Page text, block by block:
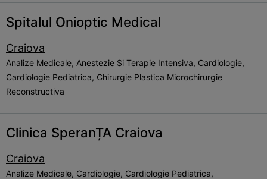
Spitalul Onioptic Medical
Craiova
Analize Medicale, Anestezie Si Terapie Intensiva, Cardiologie,
Cardiologie Pediatrica, Chirurgie Plastica Microchirurgie
Reconstructiva
Clinica SperanȚA Craiova
Craiova
Analize Medicale, Cardiologie, Cardiologie Pediatrica,